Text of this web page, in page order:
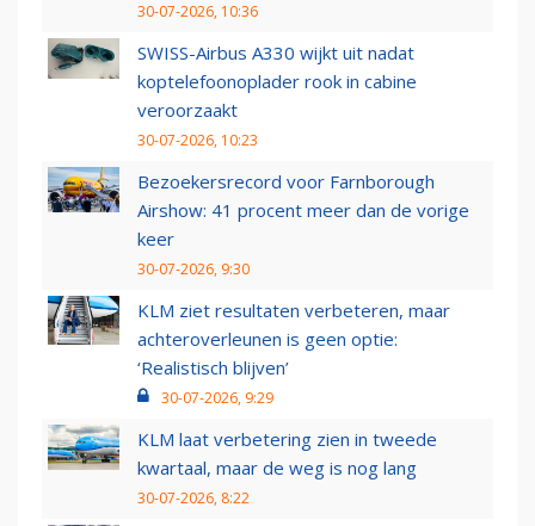
30-07-2026, 10:36
SWISS-Airbus A330 wijkt uit nadat
koptelefoonoplader rook in cabine
veroorzaakt
30-07-2026, 10:23
Bezoekersrecord voor Farnborough
Airshow: 41 procent meer dan de vorige
keer
30-07-2026, 9:30
KLM ziet resultaten verbeteren, maar
achteroverleunen is geen optie:
‘Realistisch blijven’
30-07-2026, 9:29
KLM laat verbetering zien in tweede
kwartaal, maar de weg is nog lang
30-07-2026, 8:22